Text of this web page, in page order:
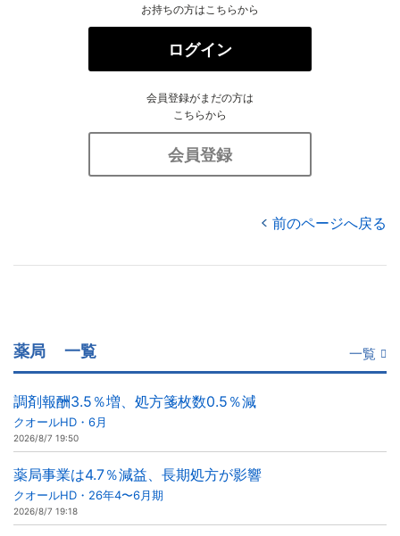
お持ちの方はこちらから
ログイン
会員登録がまだの方は
こちらから
会員登録
前のページへ戻る
薬局 一覧 一覧
調剤報酬3.5％増、処方箋枚数0.5％減
クオールHD・6月
2026/8/7 19:50
薬局事業は4.7％減益、長期処方が影響
クオールHD・26年4〜6月期
2026/8/7 19:18